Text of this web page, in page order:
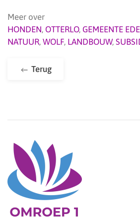
Meer over
HONDEN, OTTERLO, GEMEENTE EDE
NATUUR, WOLF, LANDBOUW,
Terug